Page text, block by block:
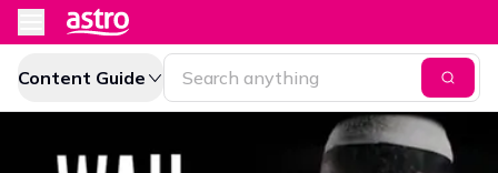
Content Guide